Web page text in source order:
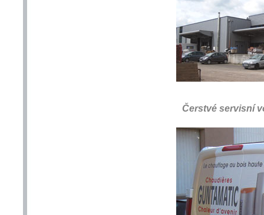
Čerstvé servisní